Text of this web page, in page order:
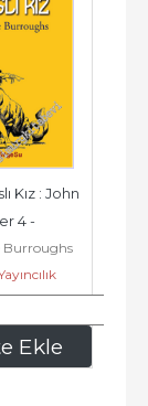
Ekle
Kız : John
4 -
Burroughs
,75